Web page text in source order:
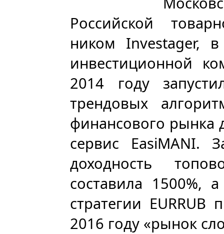
Российской
ником Investager,
инвестиционной
2014 году
трендовых
финансового рынка
сервис EasiMANI.
доходность
составила 1500%,
стратегии
2016 году «рынок